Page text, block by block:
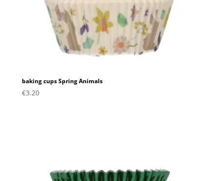
baking cups Spring Animals
€3.20